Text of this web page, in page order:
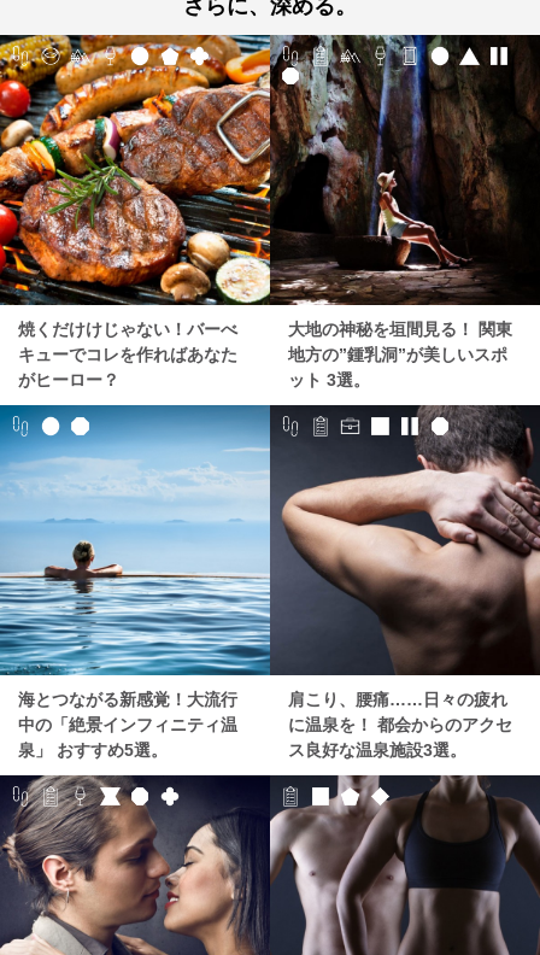
さらに、深める。
焼くだけけじゃない！バーべ
キューでコレを作ればあなた
がヒーロー？
大地の神秘を垣間見る！ 関東
地方の”鍾乳洞”が美しいスポ
ット 3選。
海とつながる新感覚！大流行
中の「絶景インフィニティ温
泉」 おすすめ5選。
肩こり、腰痛……日々の疲れ
に温泉を！ 都会からのアクセ
ス良好な温泉施設3選。